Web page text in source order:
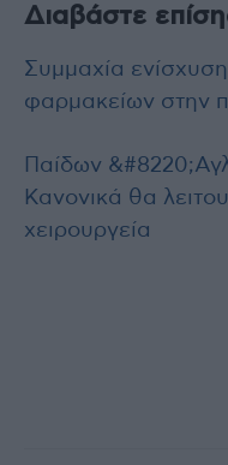
Διαβάστε
Συμμαχία
φαρμακείων στην
Παίδων
Κανονικά θα
χειρουργεία